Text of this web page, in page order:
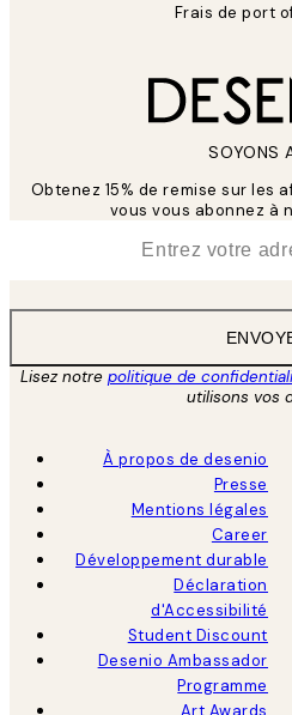
Frais de port
SOYONS
Obtenez 15% de remise sur les
vous vous abonnez à
Lisez notre politique de
utilisons vos
À propos de desenio
Presse
Mentions légales
Career
Développement durable
Déclaration
d'Accessibilité
Student Discount
Desenio Ambassador
Programme
Art Awards